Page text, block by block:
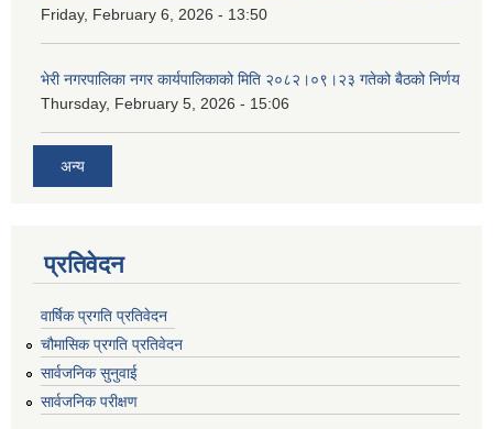
Friday, February 6, 2026 - 13:50
भेरी नगरपालिका नगर कार्यपालिकाको मिति २०८२।०९।२३ गतेको बैठको निर्णय
Thursday, February 5, 2026 - 15:06
अन्य
प्रतिवेदन
वार्षिक प्रगति प्रतिवेदन
चौमासिक प्रगति प्रतिवेदन
सार्वजनिक सुनुवाई
सार्वजनिक परीक्षण